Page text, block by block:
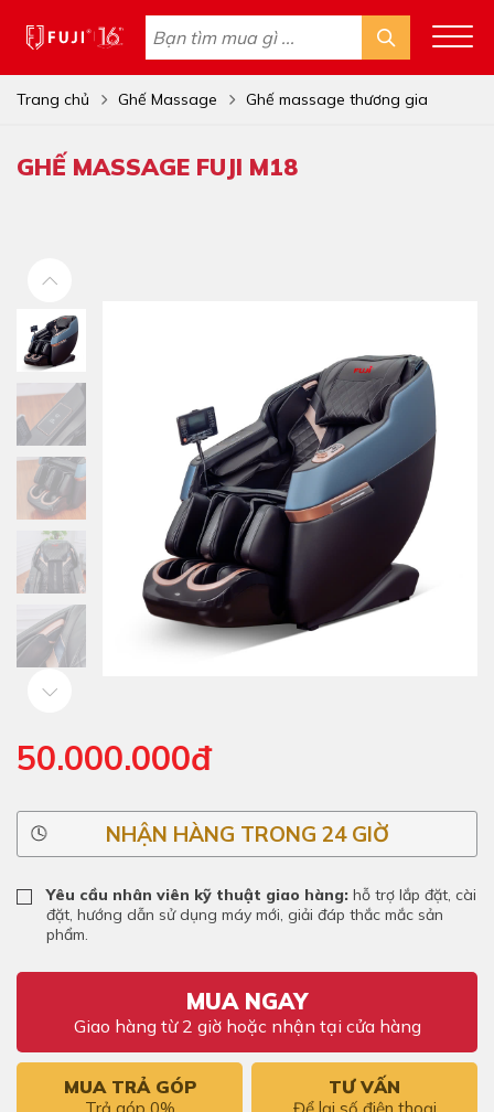
Trang chủ Ghế Massage Ghế massage thương gia
GHẾ MASSAGE FUJI M18
50.000.000đ
NHẬN HÀNG TRONG 24 GIỜ
Yêu cầu nhân viên kỹ thuật giao hàng: hỗ trợ lắp đặt, cài
đặt, hướng dẫn sử dụng máy mới, giải đáp thắc mắc sản
phẩm.
MUA NGAY
Giao hàng từ 2 giờ hoặc nhận tại cửa hàng
MUA TRẢ GÓP TƯ VẤN